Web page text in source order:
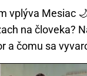
vplýva Mesiac
na človeka?
a čomu sa